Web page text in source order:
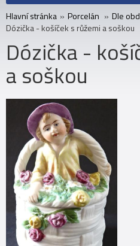
Hlavní stránka » Porcelán » Dle
Dózička - košíček s růžemi a soškou
Dózička -
a soškou